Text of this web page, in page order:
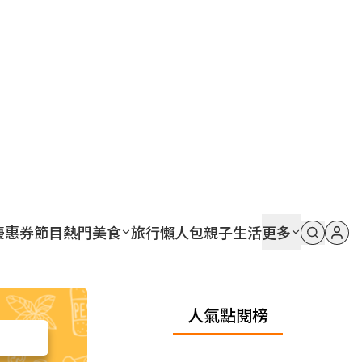
惠券節目熱門美食 旅行懶人包親子生活更多
人氣點閱榜